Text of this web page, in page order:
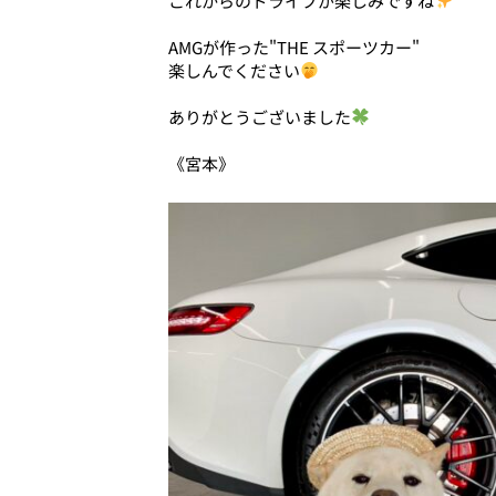
AMGが作った"THE スポーツカー"
楽しんでください
ありがとうございました
《宮本》